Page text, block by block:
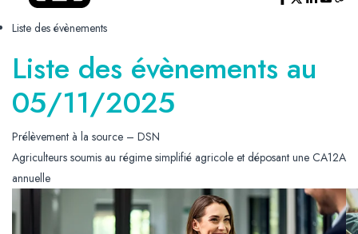
Liste des évènements
Liste des évènements au
05/11/2025
Prélèvement à la source – DSN
Agriculteurs soumis au régime simplifié agricole et déposant une CA12A
annuelle